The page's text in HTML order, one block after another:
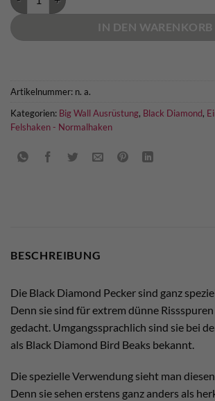
IN DEN WARENKORB
Artikelnummer: n. a.
Kategorien: Big Wall Ausrüstung, Black Diamond,
Felshaken - Normalhaken
BESCHREIBUNG
Die Black Diamond Pecker sind ganz
Denn sie sind für extrem dünne Rissspuren
gedacht. Umgangssprachlich sind sie bei
als Black Diamond Bird Beaks bekannt.
Die spezielle Verwendung sieht man
Denn sie sehen erstens ganz anders als